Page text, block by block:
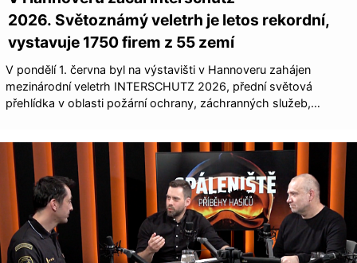
2026. Světoznámý veletrh je letos rekordní,
vystavuje 1750 firem z 55 zemí
V pondělí 1. června byl na výstavišti v Hannoveru zahájen
mezinárodní veletrh INTERSCHUTZ 2026, přední světová
přehlídka v oblasti požární ochrany, záchranných služeb,…